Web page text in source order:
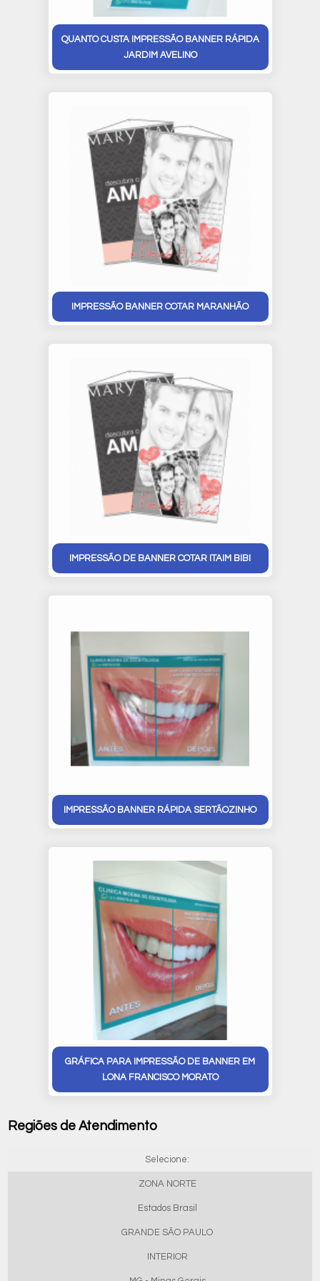
QUANTO CUSTA IMPRESSÃO BANNER RÁPIDA
JARDIM AVELINO
IMPRESSÃO BANNER COTAR MARANHÃO
IMPRESSÃO DE BANNER COTAR ITAIM BIBI
IMPRESSÃO BANNER RÁPIDA SERTÃOZINHO
GRÁFICA PARA IMPRESSÃO DE BANNER EM
LONA FRANCISCO MORATO
Regiões de Atendimento
Selecione:
ZONA NORTE
Estados Brasil
GRANDE SÃO PAULO
INTERIOR